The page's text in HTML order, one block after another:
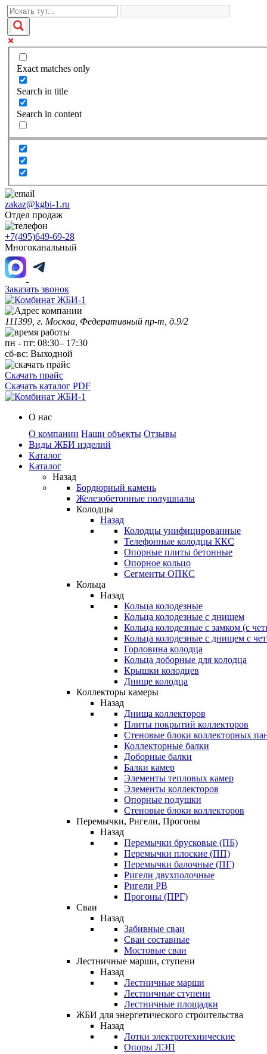
Exact matches only
Search in title
Search in content
zakaz@kgbi-1.ru
Отдел продаж
+7(495)649-69-28
Многоканальный
Заказать звонок
111399, г. Москва, Федеративный пр-т, д.9/2
пн - пт: 08:30– 17:30
сб-вс: Выходной
Скачать прайс
Скачать каталог PDF
О нас
О компании Наши объекты Отзывы
Виды ЖБИ изделий
Каталог
Каталог
Назад
Бордюрный камень
Железобетонные полушпалы
Колодцы
Назад
Колодцы унифицированные
Телефонные колодцы ККС
Опорные плиты бетонные
Опорное кольцо
Сегменты ОПКС
Кольца
Назад
Кольца колодезные
Кольца колодезные с днищем
Кольца колодезные с замком (с
Кольца колодезные с днищем с
Горловина колодца
Кольца доборные для колодца
Крышки колодцев
Днище колодца
Коллекторы камеры
Назад
Днища коллекторов
Плиты покрытий коллекторов
Стеновые блоки коллекторных
Коллекторные балки
Доборные балки
Балки камер
Элементы тепловых камер
Элементы коллекторов
Опорные подушки
Стеновые блоки коллекторов
Перемычки, Ригели, Прогоны
Назад
Перемычки брусковые (ПБ)
Перемычки плоские (ПП)
Перемычки балочные (ПГ)
Ригели двухполочные
Ригели РВ
Прогоны (ПРГ)
Сваи
Назад
Забивные сваи
Сваи составные
Мостовые сваи
Лестничные марши, ступени
Назад
Лестничные марши
Лестничные ступени
Лестничные площадки
ЖБИ для энергетического строительства
Назад
Лотки электротехнические
Опоры ЛЭП